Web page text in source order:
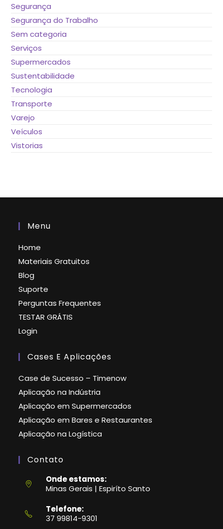
Segurança
Segurança do Trabalho
Sem categoria
Serviços
Supermercados
Sustentabilidade
Tecnologia
Transporte
Varejo
Veículos
Vistorias
Menu
Home
Materiais Gratuitos
Blog
Suporte
Perguntas Frequentes
TESTAR GRÁTIS
Login
Cases E Aplicações
Case de Sucesso – Timenow
Aplicação na Indústria
Aplicação em Supermercados
Aplicação em Bares e Restaurantes
Aplicação na Logística
Contato
Onde estamos:
Minas Gerais | Espiríto Santo
Telefone:
37 99814-9301